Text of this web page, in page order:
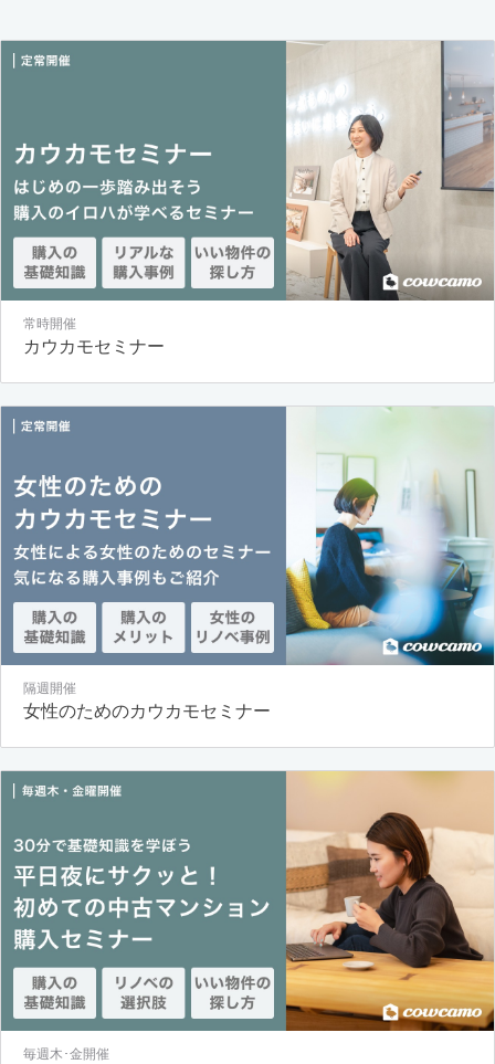
常時開催
カウカモセミナー
隔週開催
女性のためのカウカモセミナー
毎週木･金開催